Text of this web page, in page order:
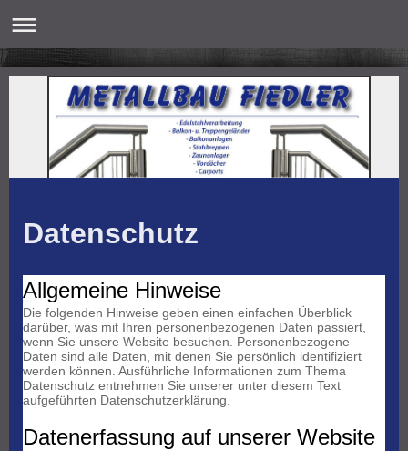
Datenschutz
Allgemeine Hinweise
Die folgenden Hinweise geben einen einfachen Überblick
darüber, was mit Ihren personenbezogenen Daten passiert,
wenn Sie unsere Website besuchen. Personenbezogene
Daten sind alle Daten, mit denen Sie persönlich identifiziert
werden können. Ausführliche Informationen zum Thema
Datenschutz entnehmen Sie unserer unter diesem Text
aufgeführten Datenschutzerklärung.
Datenerfassung auf unserer Website